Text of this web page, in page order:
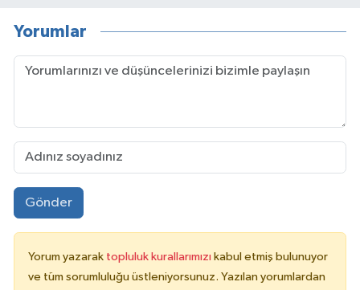
Yorumlar
Gönder
Yorum yazarak topluluk kurallarımızı kabul etmiş bulunuyor
ve tüm sorumluluğu üstleniyorsunuz. Yazılan yorumlardan